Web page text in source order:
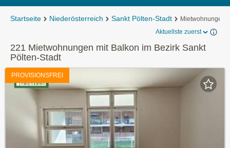
Startseite Niederösterreich Sankt Pölten-Stadt
Mietwohnungen
Aktuellste zuerst
221 Mietwohnungen mit Balkon im Bezirk Sankt
Pölten-Stadt
PROVISIONSFREI